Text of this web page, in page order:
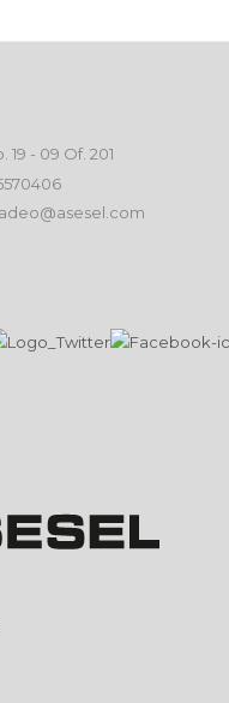
19 - 09 Of. 201